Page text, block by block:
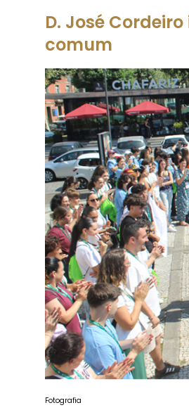
D. José
comum
Fotografia